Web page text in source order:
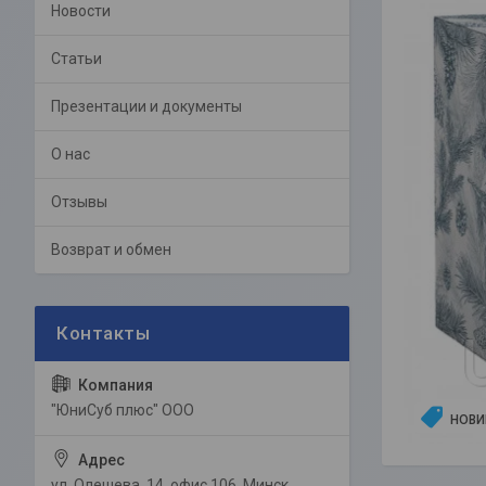
Новости
Статьи
Презентации и документы
О нас
Отзывы
Возврат и обмен
"ЮниСуб плюс" ООО